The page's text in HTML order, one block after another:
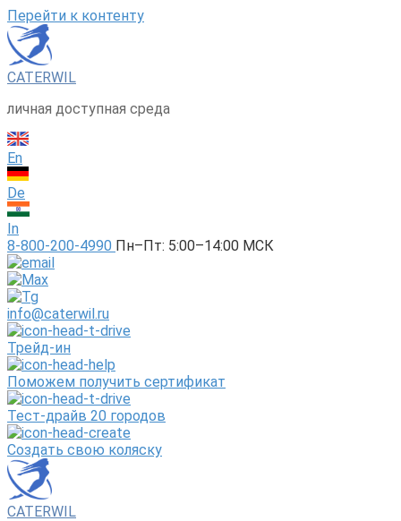
Перейти к контенту
CATERWIL
личная доступная среда
En
De
In
8-800-200-4990 Пн–Пт: 5:00–14:00 МСК
info@caterwil.ru
Трейд-ин
Поможем получить сертификат
Тест-драйв 20 городов
Создать свою коляску
CATERWIL